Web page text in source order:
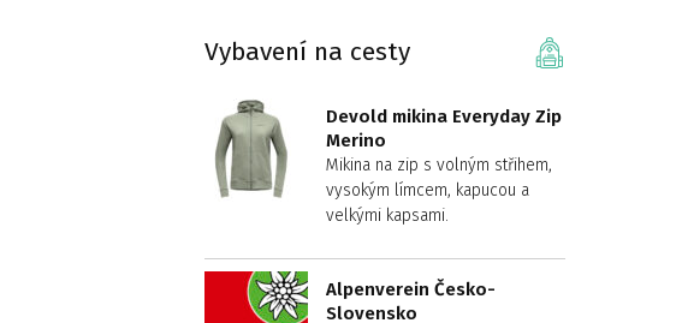
Vybavení na cesty
Devold mikina Everyday Zip
Merino
Mikina na zip s volným střihem,
vysokým límcem, kapucou a
velkými kapsami.
Alpenverein Česko-
Slovensko